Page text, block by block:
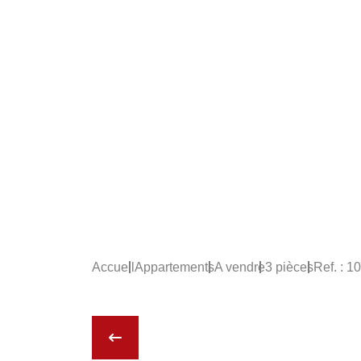
Accueil AppartementsA vendre3 piècesRef. :